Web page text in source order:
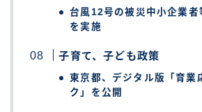
台風12号の被災中小企業者
を実施
子育て、子ども政策
東京都、デジタル版「育業
ク」を公開